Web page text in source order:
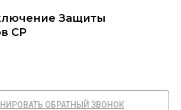
Защиты
CP
ОБРАТНЫЙ ЗВОНОК